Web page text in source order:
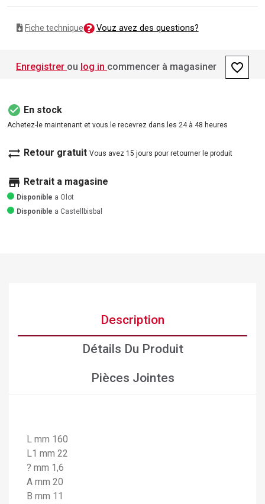
Ajouter à ma liste d'envies
Créer une liste d'envies
Nom de la liste d'envies
Connexion
Vous devez être connecté pour ajouter des produits à
Fiche technique Vouz avez des questions?
Enregistrer ou log in commencer à magasiner favorite_border
check_circle En stock
Achetez-le maintenant et vous le recevrez dans les 24 à 48 heures
sync_alt Retour gratuit Vous avez 15 jours pour retourner le produit
store Retrait a magasine
Disponible a Olot
Disponible a Castellbisbal
Description
Détails Du Produit
Pièces Jointes
L mm 160
L1 mm 22
? mm 1,6
A mm 20
B mm 11